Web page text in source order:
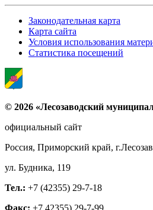
Законодательная карта
Карта сайта
Условия использования
Статистика посещений
© 2026 «Лесозаводский
официальный сайт
Россия, Приморский край,
ул. Будника, 119
Тел.: +7 (42355) 29-7-18